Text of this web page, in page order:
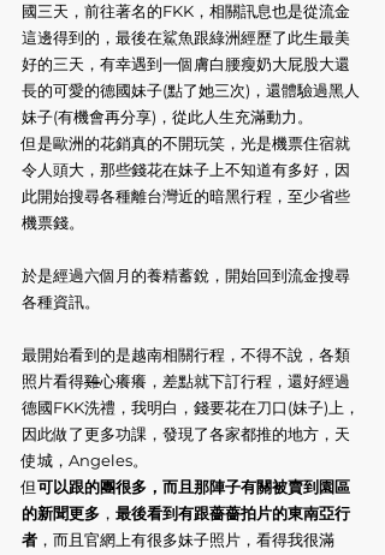
國三天，前往著名的FKK，相關訊息也是從流金
這邊得到的，最後在鯊魚跟綠洲經歷了此生最美
好的三天，有幸遇到一個膚白腰瘦奶大屁股大還
長的可愛的德國妹子(點了她三次)，還體驗過黑人
妹子(有機會再分享)，從此人生充滿動力。
但是歐洲的花銷真的不開玩笑，光是機票住宿就
令人頭大，那些錢花在妹子上不知道有多好，因
此開始搜尋各種離台灣近的暗黑行程，至少省些
機票錢。
於是經過六個月的養精蓄銳，開始回到流金搜尋
各種資訊。
最開始看到的是越南相關行程，不得不說，各類
照片看得雞心癢癢，差點就下訂行程，還好經過
德國FKK洗禮，我明白，錢要花在刀口(妹子)上，
因此做了更多功課，發現了各家都推的地方，天
使城，Angeles。
但可以跟的團很多，而且那陣子有關被賣到園區
的新聞更多 ， 最後看到有跟薔薔拍片的東南亞行
者 ，而且官網上有很多妹子照片，看得我很滿